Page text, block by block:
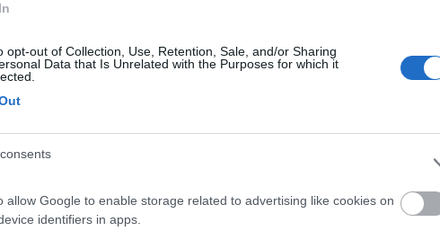
opt-out of Collection, Use, Retention, Sale, and/or Sharing
Data that Is Unrelated with the Purposes for which it
allow Google to enable storage related to advertising like cookies on
identifiers in apps.
fault del regolatore prima cosa da fare è sganciare la/le batterie che disalimentano
...
singole batterie scollegate e mi dava una tensione di 11,95 volt su
14,4 volt idem sulll' MT50. Ho poi scollegato anche il positivo della
ho staccato il connettore multipolare con la linguetta che connette l' MT
che ho scritto qui, in caso possa succedere ad altri.
dal regilatore e un secondo che stacca il regolatore dalle batterie ...